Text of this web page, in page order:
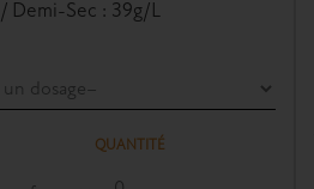
Demi-Sec : 39g/L
QUANTITÉ